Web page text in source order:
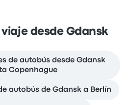
desde Gdansk
de autobús desde Gdansk
Copenhague
autobús de Gdansk a Berlín